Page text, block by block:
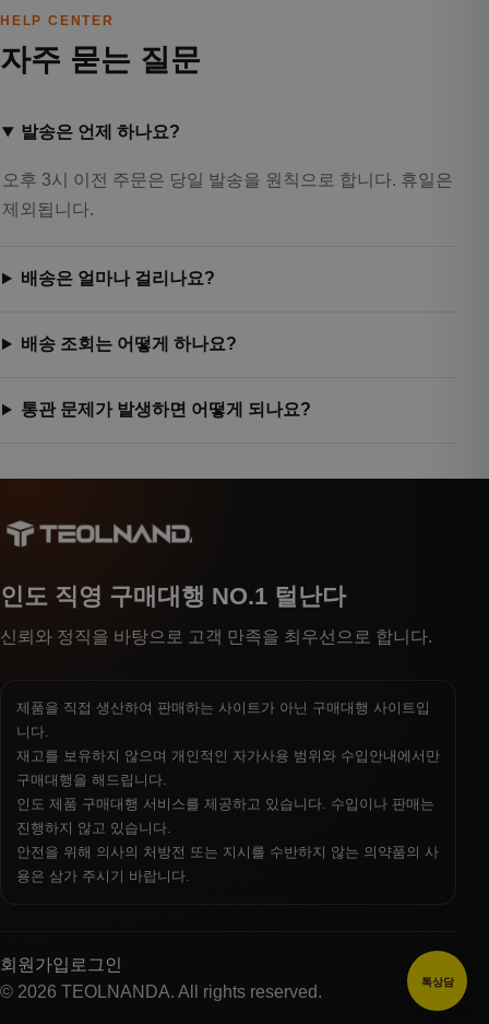
톡상담
HELP CENTER
자주 묻는 질문
발송은 언제 하나요?
오후 3시 이전 주문은 당일 발송을 원칙으로 합니다. 휴일은
제외됩니다.
배송은 얼마나 걸리나요?
배송 조회는 어떻게 하나요?
통관 문제가 발생하면 어떻게 되나요?
인도 직영 구매대행 NO.1 털난다
신뢰와 정직을 바탕으로 고객 만족을 최우선으로 합니다.
제품을 직접 생산하여 판매하는 사이트가 아닌 구매대행 사이트입
니다.
재고를 보유하지 않으며 개인적인 자가사용 범위와 수입안내에서만
구매대행을 해드립니다.
인도 제품 구매대행 서비스를 제공하고 있습니다. 수입이나 판매는
진행하지 않고 있습니다.
안전을 위해 의사의 처방전 또는 지시를 수반하지 않는 의약품의 사
용은 삼가 주시기 바랍니다.
회원가입 로그인
© 2026 TEOLNANDA. All rights reserved.